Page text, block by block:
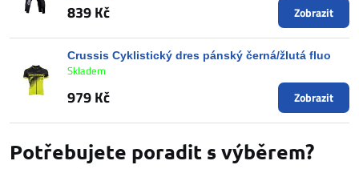
839 Kč Zobrazit
Crussis Cyklistický dres pánský černá/žlutá fluo
Skladem
979 Kč Zobrazit
Potřebujete poradit s výběrem?